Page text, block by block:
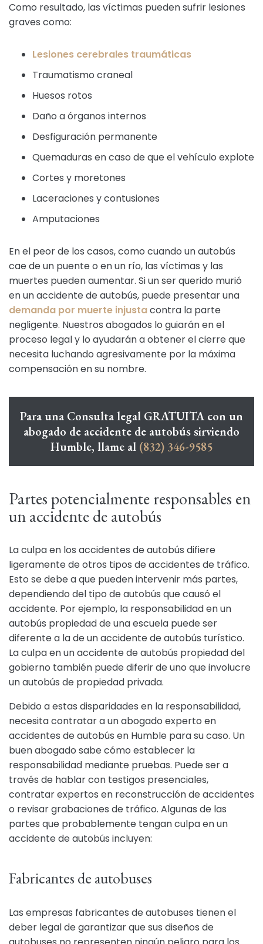
Como resultado, las víctimas pueden sufrir lesiones
graves como:
Lesiones cerebrales traumáticas
Traumatismo craneal
Huesos rotos
Daño a órganos internos
Desfiguración permanente
Quemaduras en caso de que el vehículo explote
Cortes y moretones
Laceraciones y contusiones
Amputaciones
En el peor de los casos, como cuando un autobús
cae de un puente o en un río, las víctimas y las
muertes pueden aumentar. Si un ser querido murió
en un accidente de autobús, puede presentar una
demanda por muerte injustacontra la parte
negligente. Nuestros abogados lo guiarán en el
proceso legal y lo ayudarán a obtener el cierre que
necesita luchando agresivamente por la máxima
compensación en su nombre.
Para una Consulta legal GRATUITA con un
abogado de accidente de autobús sirviendo
Humble, llame al (832) 346-9585
Partes potencialmente responsables en
un accidente de autobús
La culpa en los accidentes de autobús difiere
ligeramente de otros tipos de accidentes de tráfico.
Esto se debe a que pueden intervenir más partes,
dependiendo del tipo de autobús que causó el
accidente. Por ejemplo, la responsabilidad en un
autobús propiedad de una escuela puede ser
diferente a la de un accidente de autobús turístico.
La culpa en un accidente de autobús propiedad del
gobierno también puede diferir de uno que involucre
un autobús de propiedad privada.
Debido a estas disparidades en la responsabilidad,
necesita contratar a un abogado experto en
accidentes de autobús en Humble para su caso. Un
buen abogado sabe cómo establecer la
responsabilidad mediante pruebas. Puede ser a
través de hablar con testigos presenciales,
contratar expertos en reconstrucción de accidentes
o revisar grabaciones de tráfico. Algunas de las
partes que probablemente tengan culpa en un
accidente de autobús incluyen:
Fabricantes de autobuses
Las empresas fabricantes de autobuses tienen el
deber legal de garantizar que sus diseños de